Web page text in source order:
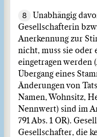
8
Unabhängig
Gesellschafterin
Anerkennung zur
nicht, muss sie oder
eingetragen werden
Übergang eines
Änderungen von
Namen, Wohnsitz,
Nennwert) sind im
791 Abs. 1 OR).
Gesellschafter, die